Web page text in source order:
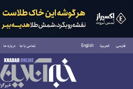
فارسی العربية English تماس با ما درباره ما
جمعه ۱۶ مرداد ۱۴۰۵